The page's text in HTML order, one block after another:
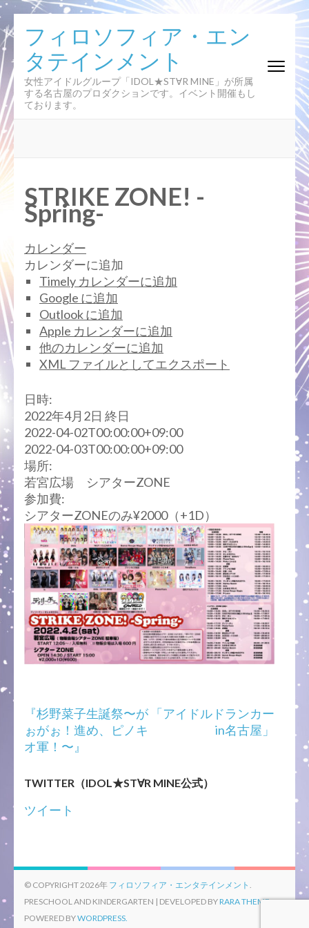
ン
ン
ツ
へ
ス
キ
ッ
プ
(Enter
を
押
フィロソフィア・エン
タテインメント
女性アイドルグループ「IDOL★ST∀R MINE」が所属
する名古屋のプロダクションです。イベント開催もし
ております。
STRIKE ZONE! -
Spring-
カレンダー
カレンダーに追加
Timely カレンダーに追加
Google に追加
Outlook に追加
Apple カレンダーに追加
他のカレンダーに追加
XML ファイルとしてエクスポート
日時:
2022年4月2日 終日
2022-04-02T00:00:00+09:00
2022-04-03T00:00:00+09:00
場所:
若宮広場 シアターZONE
参加費:
シアターZONEのみ¥2000（+1D）
投
稿
ナ
ゲ
シ
『杉野菜子生誕祭〜が
ぉがぉ！進め、ピノキ
オ軍！〜』
「アイドルドランカー
in名古屋」
TWITTER（IDOL★ST∀R MINE公式）
ツイート
© COPYRIGHT 2026年 フィロソフィア・エンタテインメント .
PRESCHOOL AND KINDERGARTEN | DEVELOPED BYRARA THEME.
POWERED BYWORDPRESS.